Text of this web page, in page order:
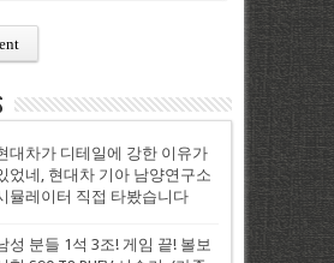
대차가 디테일에 강한 이유가
었네, 현대차 기아 남양연구소
뮬레이터 직접 타봤습니다
성 분들 1석 3조! 게임 끝! 볼보